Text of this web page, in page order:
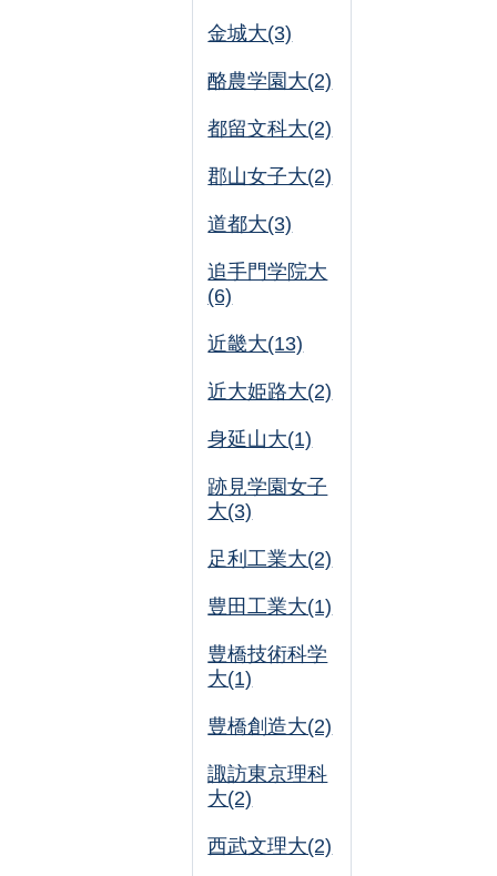
金城大(3)
酪農学園大(2)
都留文科大(2)
郡山女子大(2)
道都大(3)
追手門学院大
(6)
近畿大(13)
近大姫路大(2)
身延山大(1)
跡見学園女子
大(3)
足利工業大(2)
豊田工業大(1)
豊橋技術科学
大(1)
豊橋創造大(2)
諏訪東京理科
大(2)
西武文理大(2)